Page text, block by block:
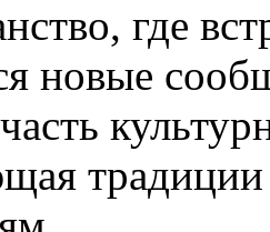
где
новые